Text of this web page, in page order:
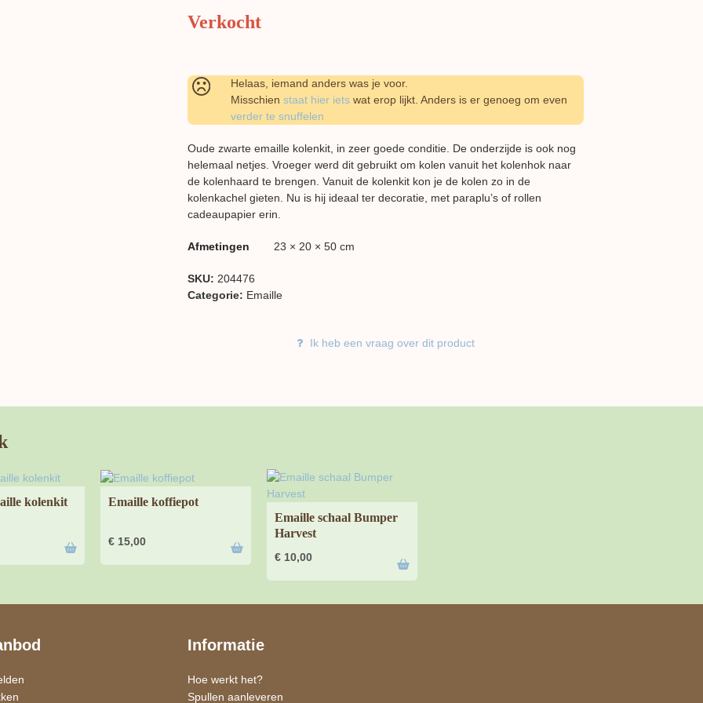
Verkocht
Helaas, iemand anders was je voor.
Misschien staat hier iets wat erop lijkt. Anders is er genoeg om even
verder te snuffelen
Oude zwarte emaille kolenkit, in zeer goede conditie. De onderzijde is ook nog
helemaal netjes. Vroeger werd dit gebruikt om kolen vanuit het kolenhok naar
de kolenhaard te brengen. Vanuit de kolenkit kon je de kolen zo in de
kolenkachel gieten. Nu is hij ideaal ter decoratie, met paraplu’s of rollen
cadeaupapier erin.
Afmetingen 23 × 20 × 50 cm
SKU: 204476
Categorie: Emaille
Ik heb een vraag over dit product
kolenkit Emaille koffiepot
€ 15,00
Emaille schaal Bumper
Harvest
€ 10,00
Informatie
Hoe werkt het?
Spullen aanleveren